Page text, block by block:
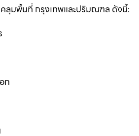
ลุมพื้นที่ กรุงเทพและปริมณฑล ดังนี้:
ก